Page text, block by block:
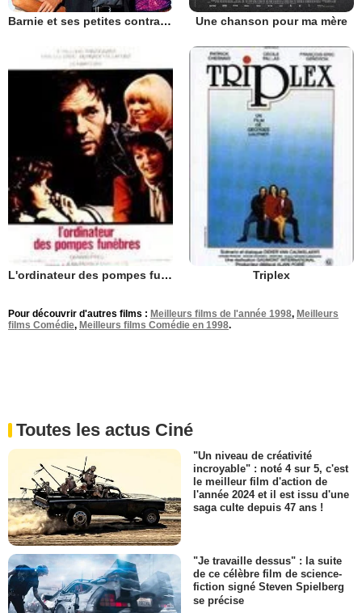
Barnie et ses petites contrariétés Une chanson pour ma mère
L'ordinateur des pompes funèbres Triplex
Pour découvrir d'autres films : Meilleurs films de l'année 1998, Meilleurs
films Comédie, Meilleurs films Comédie en 1998.
Toutes les actus Ciné
"Un niveau de créativité
incroyable" : noté 4 sur 5, c'est
le meilleur film d'action de
l'année 2024 et il est issu d'une
saga culte depuis 47 ans !
"Je travaille dessus" : la suite
de ce célèbre film de science-
fiction signé Steven Spielberg
se précise